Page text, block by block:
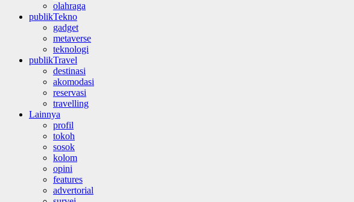
olahraga
publikTekno
gadget
metaverse
teknologi
publikTravel
destinasi
akomodasi
reservasi
travelling
Lainnya
profil
tokoh
sosok
kolom
opini
features
advertorial